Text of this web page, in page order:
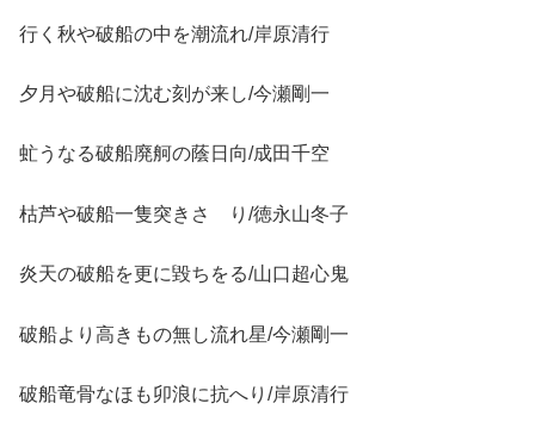
行く秋や破船の中を潮流れ/岸原清行
夕月や破船に沈む刻が来し/今瀬剛一
虻うなる破船廃舸の蔭日向/成田千空
枯芦や破船一隻突きさゝり/徳永山冬子
炎天の破船を更に毀ちをる/山口超心鬼
破船より高きもの無し流れ星/今瀬剛一
破船竜骨なほも卯浪に抗へり/岸原清行